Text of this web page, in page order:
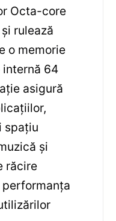
Octa-core
rulează
o memorie
internă 64
asigură
spațiu
și
răcire